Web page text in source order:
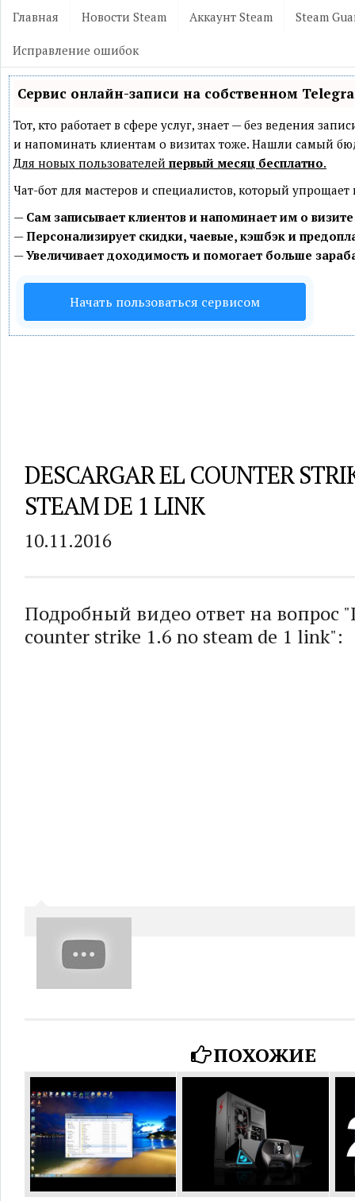
Главная Новости Steam Аккаунт Steam Steam
Исправление ошибок
Сервис онлайн-записи на собственном
Тот, кто работает в сфере услуг, знает — без ведения
и напоминать клиентам о визитах тоже. Нашли самый
Для новых пользователей первый месяц бесплатно.
Чат-бот для мастеров и специалистов, который
— Сам записывает клиентов и напоминает им о
—Персонализирует скидки, чаевые, кэшбэк и
—Увеличивает доходимость и помогает больше
Начать пользоваться сервисом
DESCARGAR EL COUNTER
STEAM DE 1 LINK
10.11.2016
Подробный видео ответ на вопрос
counter strike 1.6 no steam de 1 link":
ПОХОЖИЕ